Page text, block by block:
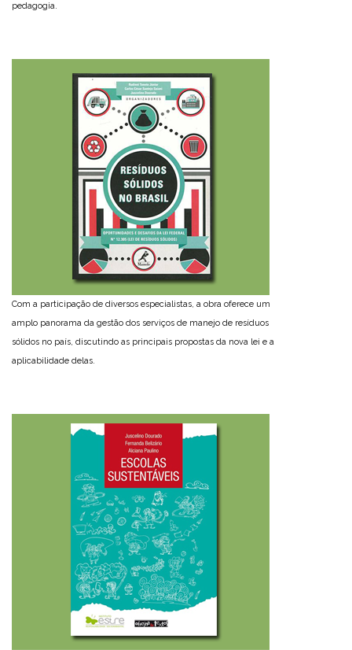
pedagogia.
Com a participação de diversos especialistas, a obra oferece um
amplo panorama da gestão dos serviços de manejo de resíduos
sólidos no país, discutindo as principais propostas da nova lei e a
aplicabilidade delas.